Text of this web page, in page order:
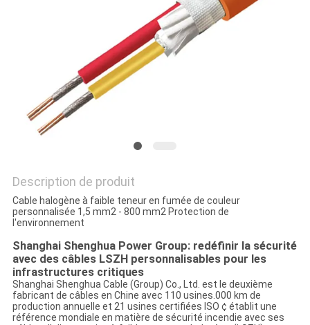
SOUMISSION
NEWS
SITEMAP
POLITIQUE
DE
CONFIDENTIALITÉ
Description de produit
Cable halogène à faible teneur en fumée de couleur
personnalisée 1,5 mm2 - 800 mm2 Protection de
l'environnement
Shanghai Shenghua Power Group: redéfinir la sécurité
avec des câbles LSZH personnalisables pour les
infrastructures critiques
Shanghai Shenghua Cable (Group) Co., Ltd. est le deuxième
fabricant de câbles en Chine avec 110 usines.000 km de
production annuelle et 21 usines certifiées ISO ¢ établit une
référence mondiale en matière de sécurité incendie avec ses